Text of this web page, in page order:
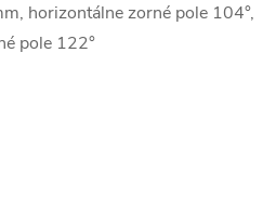
horizontálne zorné pole 104°,
pole 122°